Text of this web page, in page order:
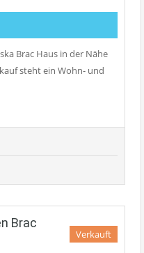
Brac Haus in der Nähe
steht ein Wohn- und
Brac
Verkauft